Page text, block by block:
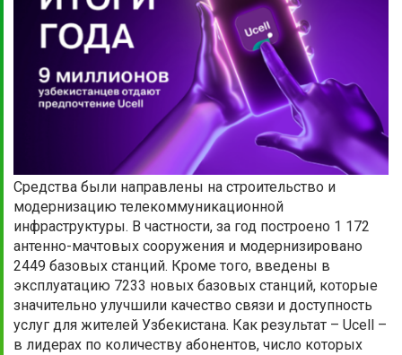
Средства были направлены на строительство и
модернизацию телекоммуникационной
инфраструктуры. В частности, за год построено 1 172
антенно-мачтовых сооружения и модернизировано
2449 базовых станций. Кроме того, введены в
эксплуатацию 7233 новых базовых станций, которые
значительно улучшили качество связи и доступность
услуг для жителей Узбекистана. Как результат – Ucell –
в лидерах по количеству абонентов, число которых